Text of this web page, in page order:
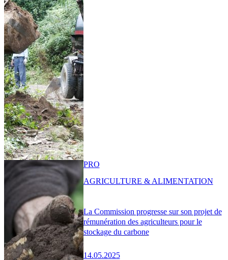
La Commission progresse sur son projet de
rémunération des agriculteurs pour le
stockage du carbone
14.05.2025
PRO
AGRICULTURE & ALIMENTATION